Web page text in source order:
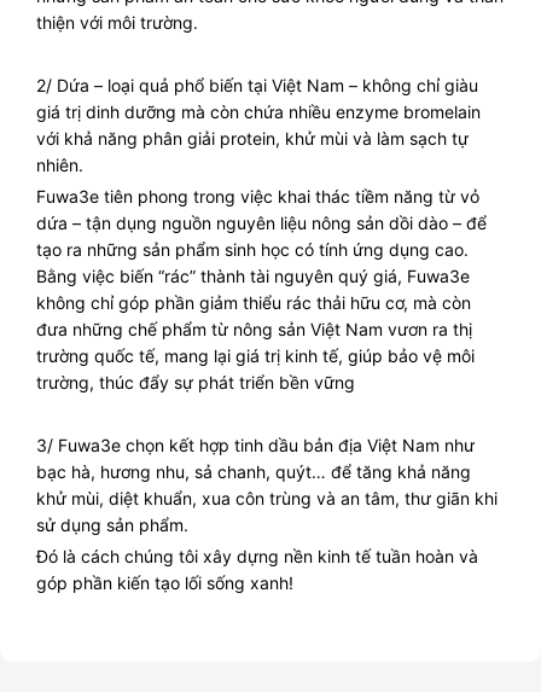
thiện với môi trường.
2/ Dứa – loại quả phổ biến tại Việt Nam – không chỉ giàu
giá trị dinh dưỡng mà còn chứa nhiều enzyme bromelain
với khả năng phân giải protein, khử mùi và làm sạch tự
nhiên.
Fuwa3e tiên phong trong việc khai thác tiềm năng từ vỏ
dứa – tận dụng nguồn nguyên liệu nông sản dồi dào – để
tạo ra những sản phẩm sinh học có tính ứng dụng cao.
Bằng việc biến “rác” thành tài nguyên quý giá, Fuwa3e
không chỉ góp phần giảm thiểu rác thải hữu cơ, mà còn
đưa những chế phẩm từ nông sản Việt Nam vươn ra thị
trường quốc tế, mang lại giá trị kinh tế, giúp bảo vệ môi
trường, thúc đẩy sự phát triển bền vững
3/ Fuwa3e chọn kết hợp tinh dầu bản địa Việt Nam như
bạc hà, hương nhu, sả chanh, quýt… để tăng khả năng
khử mùi, diệt khuẩn, xua côn trùng và an tâm, thư giãn khi
sử dụng sản phẩm.
Đó là cách chúng tôi xây dựng nền kinh tế tuần hoàn và
góp phần kiến tạo lối sống xanh!